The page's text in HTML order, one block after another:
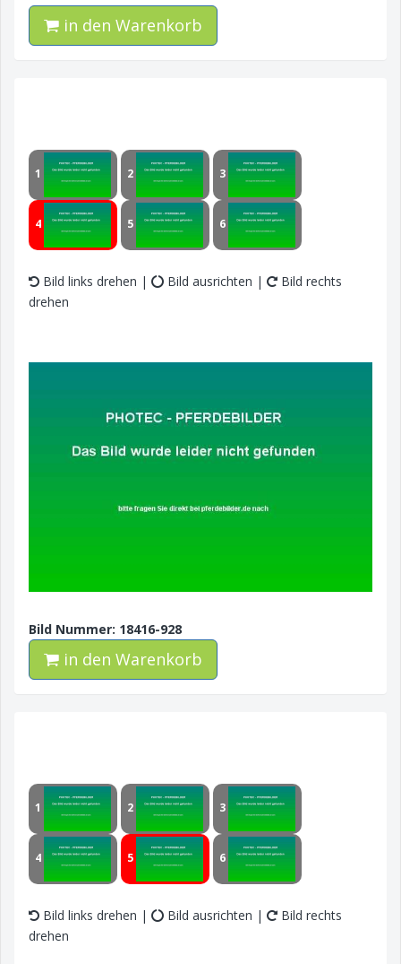
in den Warenkorb
1 2 3
4 5 6
Bild links drehen | Bild ausrichten |
Bild rechts
drehen
Bild Nummer: 18416-928
in den Warenkorb
1 2 3
4 5 6
Bild links drehen | Bild ausrichten |
Bild rechts
drehen